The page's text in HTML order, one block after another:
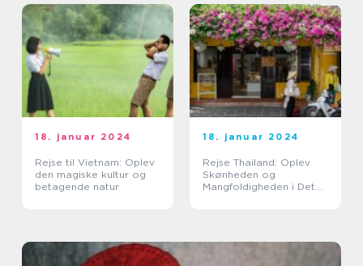
18. januar 2024
Rejse til Vietnam: Oplev
den magiske kultur og
betagende natur
18. januar 2024
Rejse Thailand: Oplev
Skønheden og
Mangfoldigheden i Det